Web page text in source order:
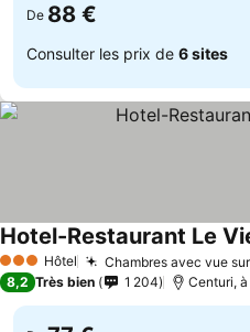
De 88 €
Consulter les prix de 6 sites
3 ÉtoilesHôtel Chambres avec vue
Hotel-Restaurant Le
8,2 Très bien 1 204 Centuri, à